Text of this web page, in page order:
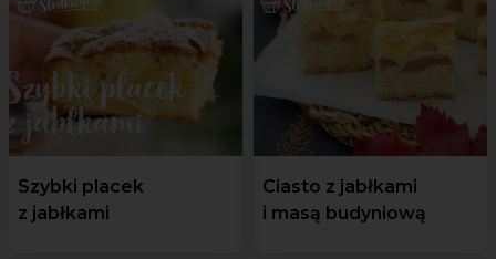
Szybki placek
z jabłkami
Ciasto z jabłkami
i masą budyniową